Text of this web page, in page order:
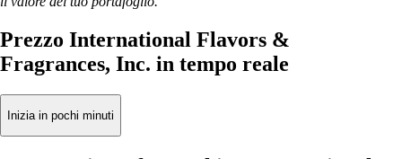
Prezzo International Flavors &
Fragrances, Inc. in tempo reale
Inizia in pochi minuti